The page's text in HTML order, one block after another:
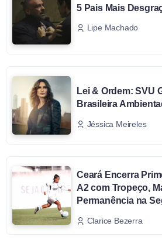
5 Pais Mais
Lipe Machado
Lei & Ordem: SVU
Brasileira
Jéssica Meireles
Ceará Encerra
A2 com Tropeço,
Permanência na
Clarice Bezerra